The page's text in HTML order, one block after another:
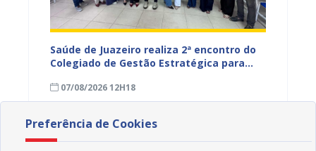
Saúde de Juazeiro realiza 2ª encontro do
Colegiado de Gestão Estratégica para
monitoramento do SUS
07/08/2026 12H18
Preferência de Cookies